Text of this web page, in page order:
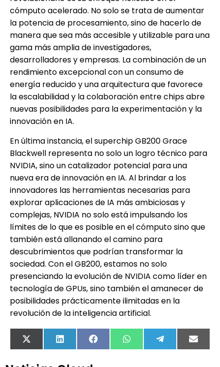
cómputo acelerado. No solo se trata de aumentar
la potencia de procesamiento, sino de hacerlo de
manera que sea más accesible y utilizable para una
gama más amplia de investigadores,
desarrolladores y empresas. La combinación de un
rendimiento excepcional con un consumo de
energía reducido y una arquitectura que favorece
la escalabilidad y la colaboración entre chips abre
nuevas posibilidades para la experimentación y la
innovación en IA.
En última instancia, el superchip GB200 Grace
Blackwell representa no solo un logro técnico para
NVIDIA, sino un catalizador potencial para una
nueva era de innovación en IA. Al brindar a los
innovadores las herramientas necesarias para
explorar aplicaciones de IA más ambiciosas y
complejas, NVIDIA no solo está impulsando los
límites de lo que es posible en el cómputo sino que
también está allanando el camino para
descubrimientos que podrían transformar la
sociedad. Con el GB200, estamos no solo
presenciando la evolución de NVIDIA como líder en
tecnología de GPUs, sino también el amanecer de
posibilidades prácticamente ilimitadas en la
revolución de la inteligencia artificial.
X
(Twitter)
LinkedIn FacebookWhatsApp TelegramEmail